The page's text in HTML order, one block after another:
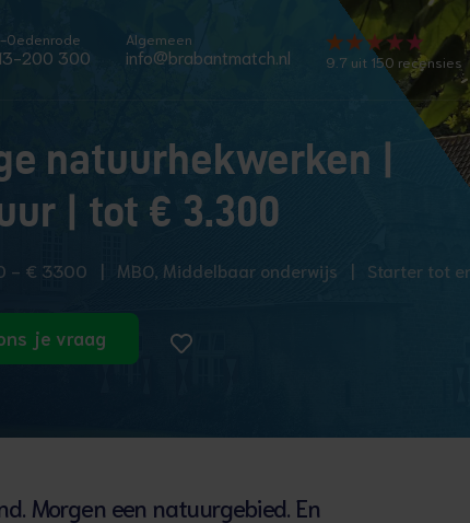
Oedenrode
200 300
Algemeen
info@brabantmatch.nl 9.7 uit 150 recensies
natuurhekwerken |
| tot € 3.300
- € 3300 | MBO, Middelbaar onderwijs | Starter tot
je vraag
Morgen een natuurgebied. En